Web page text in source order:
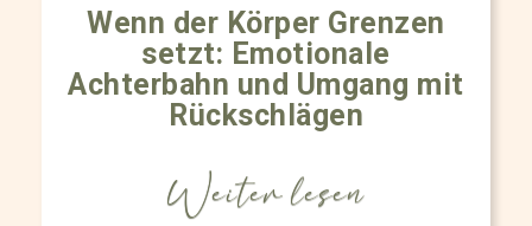
Wenn der Körper Grenzen
setzt: Emotionale
Achterbahn und Umgang mit
Rückschlägen
Weiter lesen